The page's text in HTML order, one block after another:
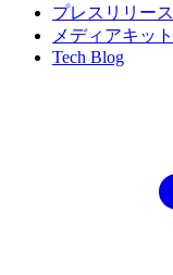
プレスリリース
メディアキット
Tech Blog